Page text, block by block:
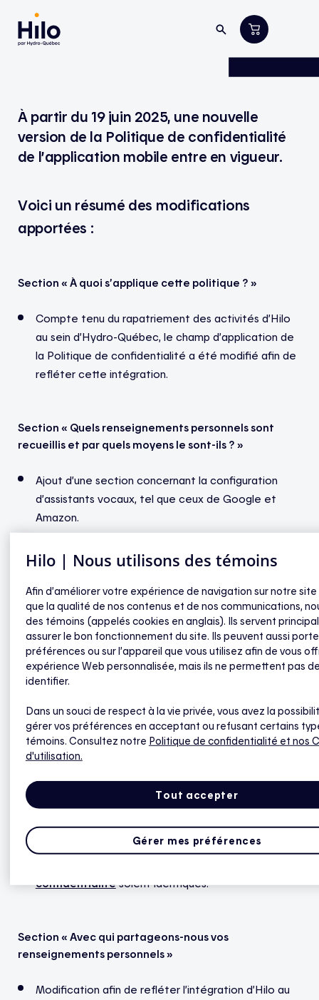
À partir du 19 juin 2025, une nouvelle
version de la Politique de confidentialité
de l’application mobile entre en vigueur.
Voici un résumé des modifications
apportées :
Section « À quoi s’applique cette politique ? »
Compte tenu du rapatriement des activités d’Hilo
au sein d’Hydro-Québec, le champ d’application de
la Politique de confidentialité a été modifié afin de
refléter cette intégration.
Section « Quels renseignements personnels sont
recueillis et par quels moyens le sont-ils ? »
Ajout d’une section concernant la configuration
d’assistants vocaux, tel que ceux de Google et
Amazon.
Section « À quelles fins utilisons-nous vos
renseignements personnels ? »
Ajout de nouvelles finalités, incluant les actions
vocales si vous utilisez des assistants vocaux.
Retrait de la référence aux fins analytiques.
Référence à l’engagement d’Hydro-Québec en
Section « À quelles fins utilisons-nous des fichiers
Révision et précision des différents types de
fichiers témoins utilisés afin que les informations
transmises dans la Politique de confidentialité et
confidentialitésoient identiques.
Section « Avec qui partageons-nous vos
renseignements personnels »
Modification afin de refléter l’intégration d’Hilo au
Hilo | Nous utilisons des témoins
Afin d’améliorer votre expérience de navigation sur notre site
que la qualité de nos contenus et de nos communications,
des témoins (appelés cookies en anglais). Ils servent
assurer le bon fonctionnement du site. Ils peuvent aussi
préférences ou sur l’appareil que vous utilisez afin de vous
expérience Web personnalisée, mais ils ne permettent pas
identifier.
Dans un souci de respect à la vie privée, vous avez la
gérer vos préférences en acceptant ou refusant certains
témoins. Consultez notre Politique de confidentialité et nos
d'utilisation.
Tout accepter
Gérer mes préférences